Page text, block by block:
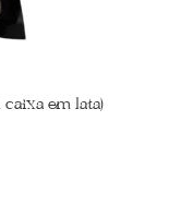
em lata)